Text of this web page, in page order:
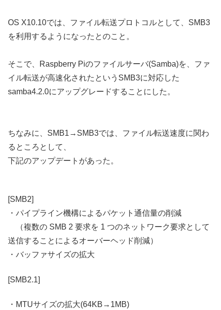
OS X10.10では、ファイル転送プロトコルとして、SMB3
を利用するようになったとのこと。
そこで、Raspberry Piのファイルサーバ(Samba)を、ファ
イル転送が高速化されたというSMB3に対応した
samba4.2.0にアップグレードすることにした。
ちなみに、SMB1→SMB3では、ファイル転送速度に関わ
るところとして、
下記のアップデートがあった。
[SMB2]
・パイプライン機構によるパケット通信量の削減
（複数の SMB 2 要求を 1 つのネットワーク要求として
送信することによるオーバーヘッド削減）
・バッファサイズの拡大
[SMB2.1]
・MTUサイズの拡大(64KB→1MB)